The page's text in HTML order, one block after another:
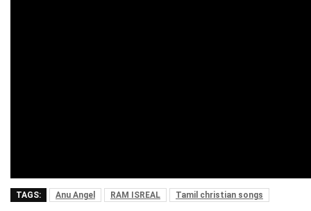
TAGS: Anu Angel RAM ISREAL Tamil christian songs